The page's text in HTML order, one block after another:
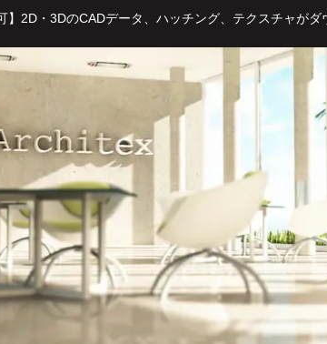
】2D・3DのCADデータ、ハッチング、テクスチャがダ